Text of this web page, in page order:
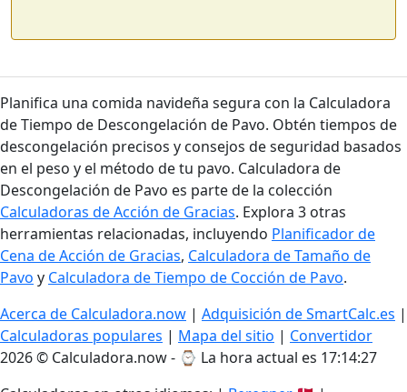
Planifica una comida navideña segura con la Calculadora
de Tiempo de Descongelación de Pavo. Obtén tiempos de
descongelación precisos y consejos de seguridad basados
en el peso y el método de tu pavo. Calculadora de
Descongelación de Pavo es parte de la colección
Calculadoras de Acción de Gracias. Explora 3 otras
herramientas relacionadas, incluyendo Planificador de
Cena de Acción de Gracias, Calculadora de Tamaño de
Pavo y Calculadora de Tiempo de Cocción de Pavo.
Acerca de Calculadora.now | Adquisición de SmartCalc.es |
Calculadoras populares | Mapa del sitio | Convertidor
2026 © Calculadora.now - ⌚ La hora actual es 17:14:27